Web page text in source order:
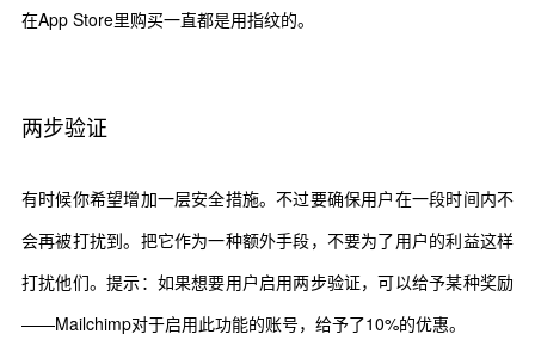
在App Store里购买一直都是用指纹的。
两步验证
有时候你希望增加一层安全措施。不过要确保用户在一段时间内不
会再被打扰到。把它作为一种额外手段，不要为了用户的利益这样
打扰他们。提示：如果想要用户启用两步验证，可以给予某种奖励
——Mailchimp对于启用此功能的账号，给予了10%的优惠。